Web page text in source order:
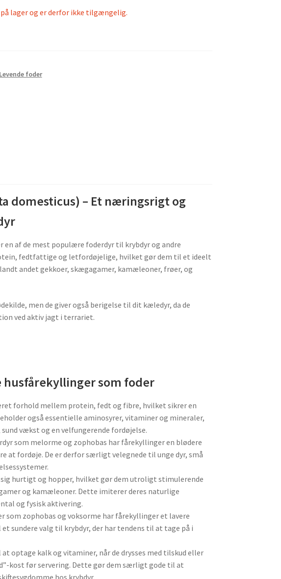
på lager og er derfor ikke tilgængelig.
Levende foder
domesticus) – Et næringsrigt og
en af de mest populære foderdyr til krybdyr og andre
fedtfattige og letfordøjelige, hvilket gør dem til et ideelt
andet gekkoer, skægagamer, kamæleoner, frøer, og
men de giver også berigelse til dit kæledyr, da de
ved aktiv jagt i terrariet.
husfårekyllinger som foder
forhold mellem protein, fedt og fibre, hvilket sikrer en
også essentielle aminosyrer, vitaminer og mineraler,
vækst og en velfungerende fordøjelse.
som melorme og zophobas har fårekyllinger en blødere
at fordøje. De er derfor særligt velegnede til unge dyr, små
hurtigt og hopper, hvilket gør dem utroligt stimulerende
og kamæleoner. Dette imiterer deres naturlige
og fysisk aktivering.
zophobas og voksorme har fårekyllinger et lavere
sundere valg til krybdyr, der har tendens til at tage på i
optage kalk og vitaminer, når de drysses med tilskud eller
kost før servering. Dette gør dem særligt gode til at
hos krybdyr.